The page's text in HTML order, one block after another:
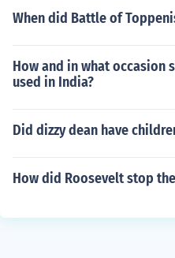
When did Battle of
How and in what occasion
used in India?
Did dizzy dean have
How did Roosevelt stop